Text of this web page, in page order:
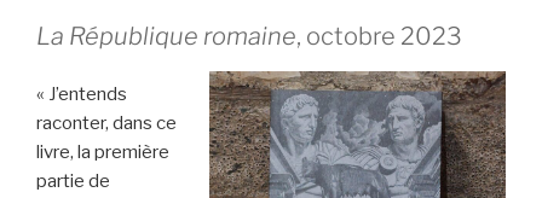
La République romaine, octobre 2023
« J’entends
raconter, dans ce
livre, la première
partie de